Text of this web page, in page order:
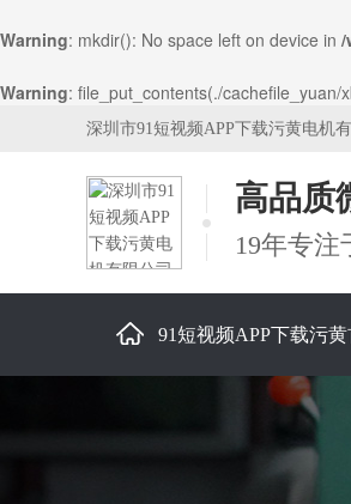
Warning: mkdir(): No space left on device in /
Warning: file_put_contents(./
深圳市91短视频APP下载污黄电机
高品质
19年专
91短视频APP下载污
关于91短视频APP下载污黄